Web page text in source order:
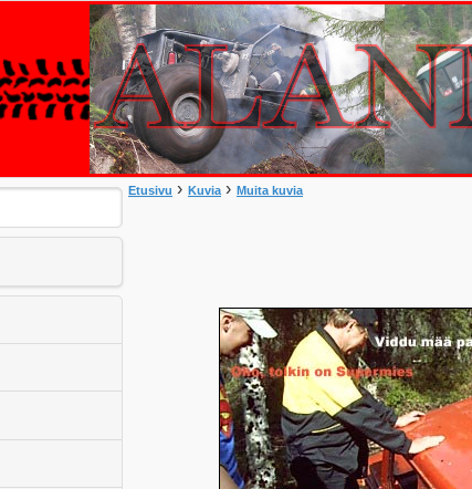
Etusivu › Kuvia › Muita kuvia